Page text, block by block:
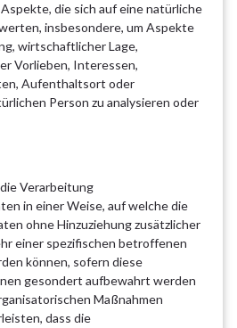
die sich auf eine natürliche
insbesondere, um Aspekte
wirtschaftlicher Lage,
Vorlieben, Interessen,
Aufenthaltsort oder
Person zu analysieren oder
Verarbeitung
in einer Weise, auf welche die
ohne Hinzuziehung zusätzlicher
einer spezifischen betroffenen
können, sofern diese
gesondert aufbewahrt werden
Maßnahmen
dass die